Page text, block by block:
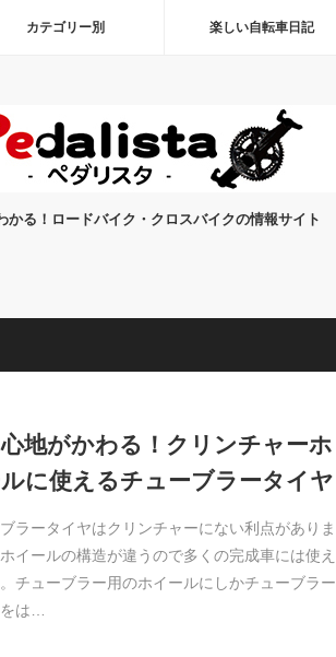
カテゴリー別 楽しい自転車日記
かる！ロードバイク・クロスバイクの情報サイト
地がかわる！クリンチャーホ
に使えるチューブラータイヤ
ラータイヤはクリンチャーにない利点がありま
イールの構造が違うので多くの完成車には使え
チューブラー用のホイールにしかチューブラー
は…